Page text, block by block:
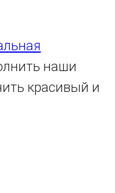
наши
красивый и